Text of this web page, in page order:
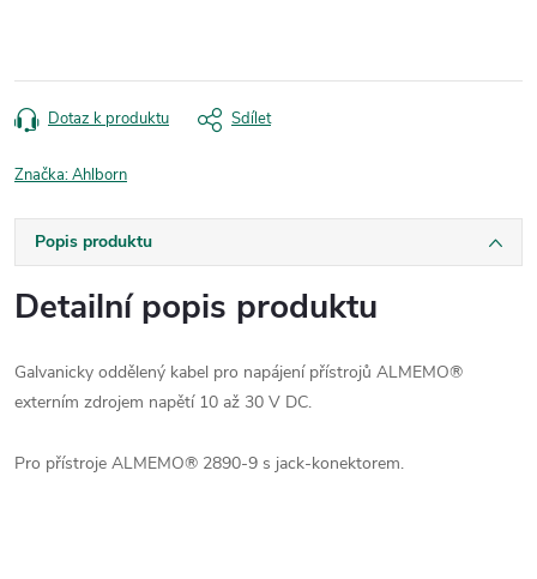
Dotaz k produktu Sdílet
Značka:Ahlborn
Popis produktu
Detailní popis produktu
Galvanicky oddělený kabel pro napájení přístrojů ALMEMO®
externím zdrojem napětí 10 až 30 V DC.
Pro přístroje ALMEMO® 2890-9 s jack-konektorem.